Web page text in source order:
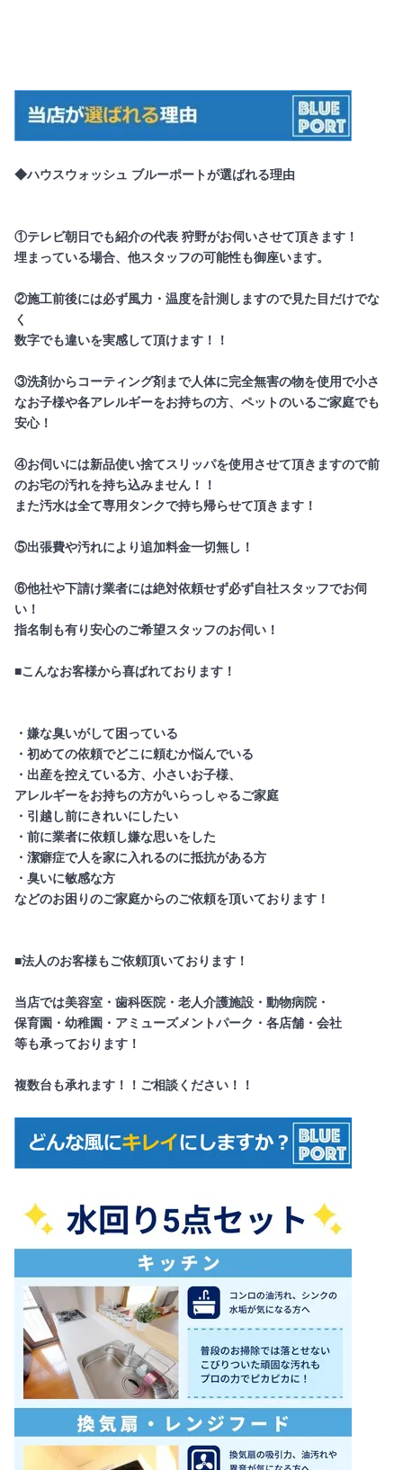
◆ハウスウォッシュ ブルーポートが選ばれる理由
①テレビ朝日でも紹介の代表 狩野がお伺いさせて頂きます！
埋まっている場合、他スタッフの可能性も御座います。
②施工前後には必ず風力・温度を計測しますので見た目だけでな
く
数字でも違いを実感して頂けます！！
③洗剤からコーティング剤まで人体に完全無害の物を使用で小さ
なお子様や各アレルギーをお持ちの方、ペットのいるご家庭でも
安心！
④お伺いには新品使い捨てスリッパを使用させて頂きますので前
のお宅の汚れを持ち込みません！！
また汚水は全て専用タンクで持ち帰らせて頂きます！
⑤出張費や汚れにより追加料金一切無し！
⑥他社や下請け業者には絶対依頼せず必ず自社スタッフでお伺
い！
指名制も有り安心のご希望スタッフのお伺い！
■こんなお客様から喜ばれております！
・嫌な臭いがして困っている
・初めての依頼でどこに頼むか悩んでいる
・出産を控えている方、小さいお子様、
アレルギーをお持ちの方がいらっしゃるご家庭
・引越し前にきれいにしたい
・前に業者に依頼し嫌な思いをした
・潔癖症で人を家に入れるのに抵抗がある方
・臭いに敏感な方
などのお困りのご家庭からのご依頼を頂いております！
■法人のお客様もご依頼頂いております！
当店では美容室・歯科医院・老人介護施設・動物病院・
保育園・幼稚園・アミューズメントパーク・各店舗・会社
等も承っております！
複数台も承れます！！ご相談ください！！